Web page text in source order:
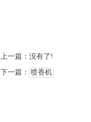
上一篇：没有了!
下一篇： 喷香机